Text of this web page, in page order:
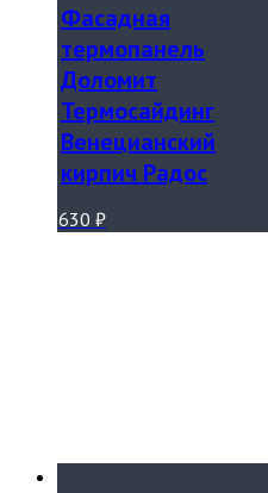
Фасадная
термопанель
Доломит
Термосайдинг
Венецианский
кирпич Радос
630 ₽